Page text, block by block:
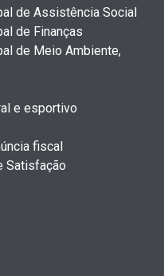
de Assistência Social
de Finanças
de Meio Ambiente,
e esportivo
fiscal
Satisfação